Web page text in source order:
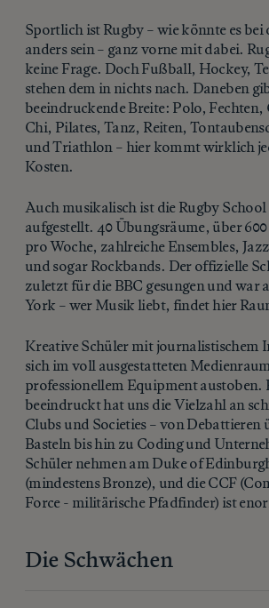
Sportlich ist Rugby – wie könnte es bei
anders sein – ganz vorne mit dabei.
keine Frage. Doch Fußball, Hockey,
stehen dem in nichts nach. Daneben
beeindruckende Breite: Polo,
Chi, Pilates, Tanz, Reiten,
und Triathlon – hier kommt wirklich
Kosten.
Auch musikalisch ist die Rugby
aufgestellt. 40 Übungsräume, über
pro Woche, zahlreiche Ensembles,
und sogar Rockbands. Der offizielle
zuletzt für die BBC gesungen und war
York – wer Musik liebt, findet hier
Kreative Schüler mit journalistischem
sich im voll ausgestatteten
professionellem Equipment austoben.
beeindruckt hat uns die Vielzahl an
Clubs und Societies – von Debattieren
Basteln bis hin zu Coding und
Schüler nehmen am Duke of
(mindestens Bronze), und die CCF
Force - militärische Pfadfinder) ist
Die Schwächen